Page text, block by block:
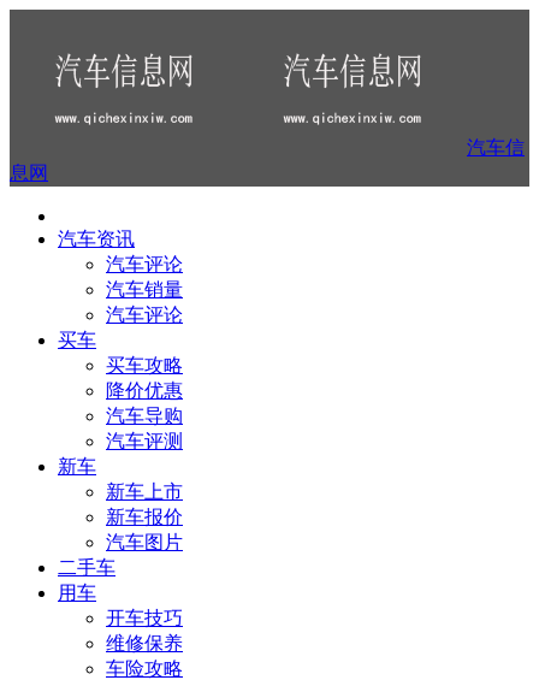
汽车信
息网
汽车资讯
汽车评论
汽车销量
汽车评论
买车
买车攻略
降价优惠
汽车导购
汽车评测
新车
新车上市
新车报价
汽车图片
二手车
用车
开车技巧
维修保养
车险攻略